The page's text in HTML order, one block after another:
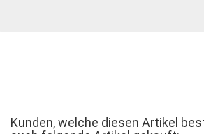
Kunden, welche diesen Artikel